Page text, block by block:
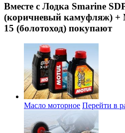
Вместе с Лодка Smarine
(коричневый камуфляж) +
15 (болотоход) покупают
Масло моторное Перейти в